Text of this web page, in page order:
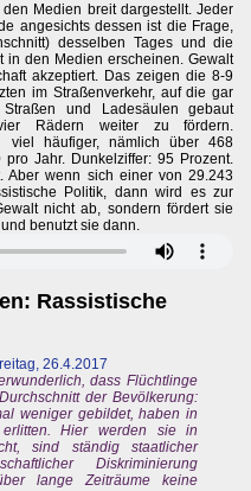
Medien breit dargestellt. Jeder
angesichts dessen ist die Frage,
desselben Tages und die
in den Medien erscheinen. Gewalt
akzeptiert. Das zeigen die 8-9
im Straßenverkehr, auf die gar
und Ladesäulen gebaut
Rädern weiter zu fördern.
viel häufiger, nämlich über 468
Jahr. Dunkelziffer: 95 Prozent.
Aber wenn sich einer von 29.243
Politik, dann wird es zur
nicht ab, sondern fördert sie
benutzt sie dann.
Rassistische
26.4.2017
dass Flüchtlinge
der Bevölkerung:
weniger gebildet, haben in
erlitten. Hier werden sie in
sind ständig staatlicher
Diskriminierung
lange Zeiträume keine